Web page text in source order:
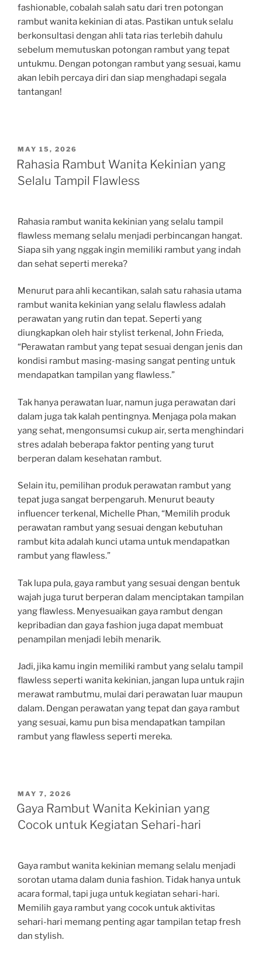
fashionable, cobalah salah satu dari tren potongan
rambut wanita kekinian di atas. Pastikan untuk selalu
berkonsultasi dengan ahli tata rias terlebih dahulu
sebelum memutuskan potongan rambut yang tepat
untukmu. Dengan potongan rambut yang sesuai, kamu
akan lebih percaya diri dan siap menghadapi segala
tantangan!
POSTED
ON
MAY 15, 2026
Rahasia Rambut Wanita Kekinian yang
Selalu Tampil Flawless
Rahasia rambut wanita kekinian yang selalu tampil
flawless memang selalu menjadi perbincangan hangat.
Siapa sih yang nggak ingin memiliki rambut yang indah
dan sehat seperti mereka?
Menurut para ahli kecantikan, salah satu rahasia utama
rambut wanita kekinian yang selalu flawless adalah
perawatan yang rutin dan tepat. Seperti yang
diungkapkan oleh hair stylist terkenal, John Frieda,
“Perawatan rambut yang tepat sesuai dengan jenis dan
kondisi rambut masing-masing sangat penting untuk
mendapatkan tampilan yang flawless.”
Tak hanya perawatan luar, namun juga perawatan dari
dalam juga tak kalah pentingnya. Menjaga pola makan
yang sehat, mengonsumsi cukup air, serta menghindari
stres adalah beberapa faktor penting yang turut
berperan dalam kesehatan rambut.
Selain itu, pemilihan produk perawatan rambut yang
tepat juga sangat berpengaruh. Menurut beauty
influencer terkenal, Michelle Phan, “Memilih produk
perawatan rambut yang sesuai dengan kebutuhan
rambut kita adalah kunci utama untuk mendapatkan
rambut yang flawless.”
Tak lupa pula, gaya rambut yang sesuai dengan bentuk
wajah juga turut berperan dalam menciptakan tampilan
yang flawless. Menyesuaikan gaya rambut dengan
kepribadian dan gaya fashion juga dapat membuat
penampilan menjadi lebih menarik.
Jadi, jika kamu ingin memiliki rambut yang selalu tampil
flawless seperti wanita kekinian, jangan lupa untuk rajin
merawat rambutmu, mulai dari perawatan luar maupun
dalam. Dengan perawatan yang tepat dan gaya rambut
yang sesuai, kamu pun bisa mendapatkan tampilan
rambut yang flawless seperti mereka.
POSTED
ON
MAY 7, 2026
Gaya Rambut Wanita Kekinian yang
Cocok untuk Kegiatan Sehari-hari
Gaya rambut wanita kekinian memang selalu menjadi
sorotan utama dalam dunia fashion. Tidak hanya untuk
acara formal, tapi juga untuk kegiatan sehari-hari.
Memilih gaya rambut yang cocok untuk aktivitas
sehari-hari memang penting agar tampilan tetap fresh
dan stylish.